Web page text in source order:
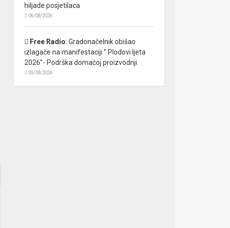
hiljade posjetilaca
06/08/2026
Free Radio: Gradonačelnik obišao
izlagače na manifestaciji ” Plodovi ljeta
2026”- Podrška domaćoj proizvodnji
05/08/2026